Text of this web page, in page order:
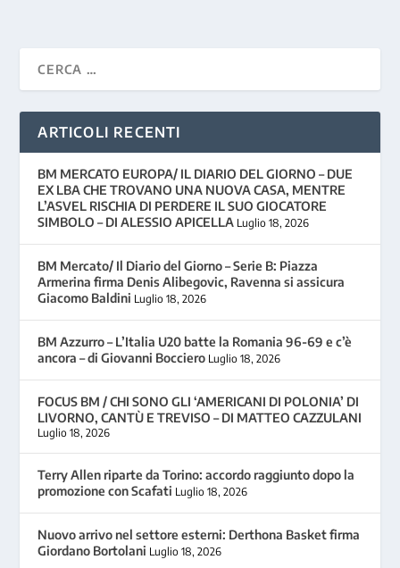
ARTICOLI RECENTI
BM MERCATO EUROPA/ IL DIARIO DEL GIORNO – DUE
EX LBA CHE TROVANO UNA NUOVA CASA, MENTRE
L’ASVEL RISCHIA DI PERDERE IL SUO GIOCATORE
SIMBOLO – DI ALESSIO APICELLA Luglio 18, 2026
BM Mercato/ Il Diario del Giorno – Serie B: Piazza
Armerina firma Denis Alibegovic, Ravenna si assicura
Giacomo Baldini Luglio 18, 2026
BM Azzurro – L’Italia U20 batte la Romania 96-69 e c’è
ancora – di Giovanni Bocciero Luglio 18, 2026
FOCUS BM / CHI SONO GLI ‘AMERICANI DI POLONIA’ DI
LIVORNO, CANTÙ E TREVISO – DI MATTEO CAZZULANI
Luglio 18, 2026
Terry Allen riparte da Torino: accordo raggiunto dopo la
promozione con Scafati Luglio 18, 2026
Nuovo arrivo nel settore esterni: Derthona Basket firma
Giordano Bortolani Luglio 18, 2026